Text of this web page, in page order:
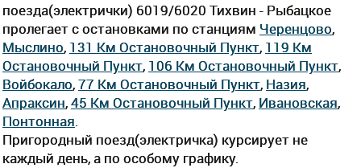
поезда(электрички) 6019/6020 Тихвин - Рыбацкое
пролегает c остановками по станциям Черенцово,
Мыслино, 131 Км Остановочный Пункт, 119 Км
Остановочный Пункт, 106 Км Остановочный Пункт,
Войбокало,77 Км Остановочный Пункт, Назия,
Апраксин,45 Км Остановочный Пункт, Ивановская,
Понтонная
Пригородный поезд(электричка) курсирует не
каждый день, а по особому графику.